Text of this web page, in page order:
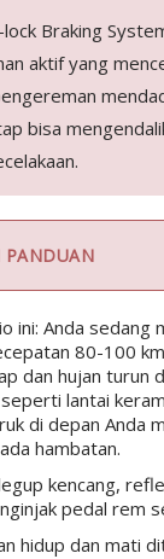
Braking
aktif yang
bisa
PANDUAN
ini: Anda sedang
80-100
dan hujan turun
lantai
di depan Anda
hambatan.
kencang,
pedal rem
hidup dan mati